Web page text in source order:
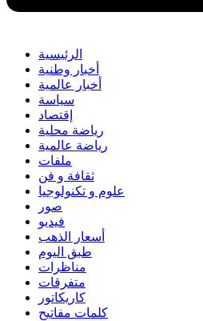
الرئيسية
أخبار وطنية
أخبار عالمية
سياسة
إقتصاد
رياضة محلية
رياضة عالمية
ملفات
ثقافة و فن
علوم و تكنولوجيا
صور
فيديو
أسعار الذهب
طبق اليوم
مناظرات
متفرقات
كاريكاتور
كلمات مفاتيح